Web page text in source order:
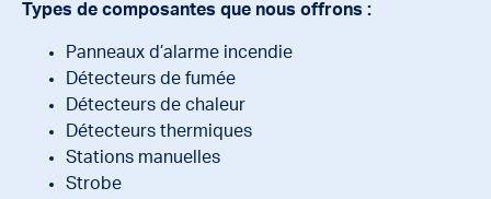
Types de composantes que nous offrons :
Panneaux d’alarme incendie
Détecteurs de fumée
Détecteurs de chaleur
Détecteurs thermiques
Stations manuelles
Strobe